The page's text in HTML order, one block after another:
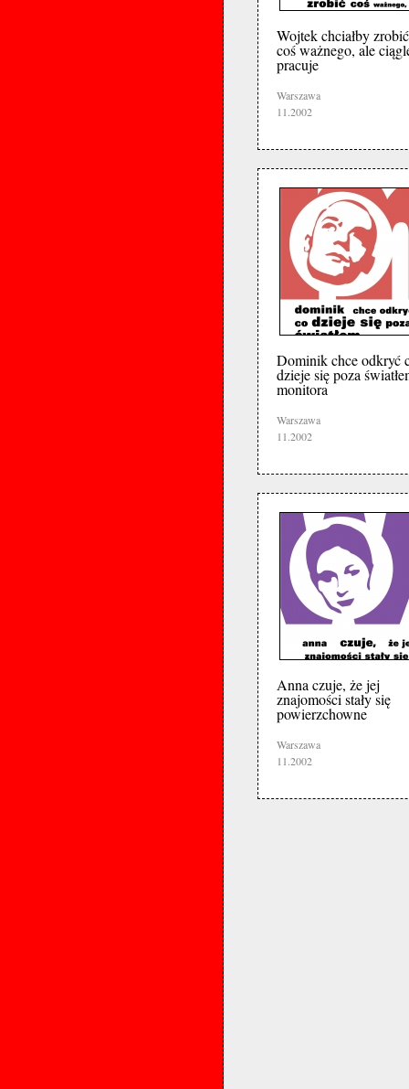
Wojtek chciałby zrobić
coś ważnego, ale
pracuje
Warszawa
11.2002
Dominik chce odkryć
dzieje się poza
monitora
Warszawa
11.2002
Anna czuje, że jej
znajomości stały się
powierzchowne
Warszawa
11.2002